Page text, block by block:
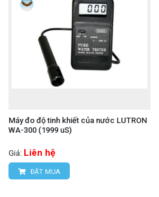
Máy đo độ tinh khiết của nước LUTRON
WA-300 (1999 uS)
Giá: Liên hệ
ĐẶT MUA